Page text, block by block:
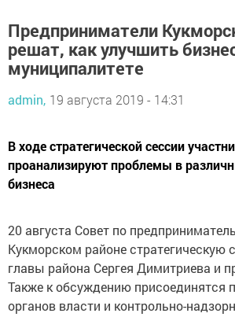
Предприниматели
решат, как улучшить
муниципалитете
admin, 19 августа 2019 - 14:31
В ходе стратегической сессии
проанализируют проблемы в
бизнеса
20 августа Совет по
Кукморском районе стратегическую
главы района Сергея Димитриева и
Также к обсуждению присоединятся
органов власти и контрольно-